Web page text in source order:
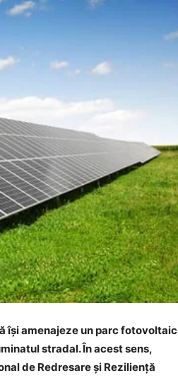
își amenajeze un parc fotovoltaic
stradal. În acest sens,
de Redresare și Reziliență